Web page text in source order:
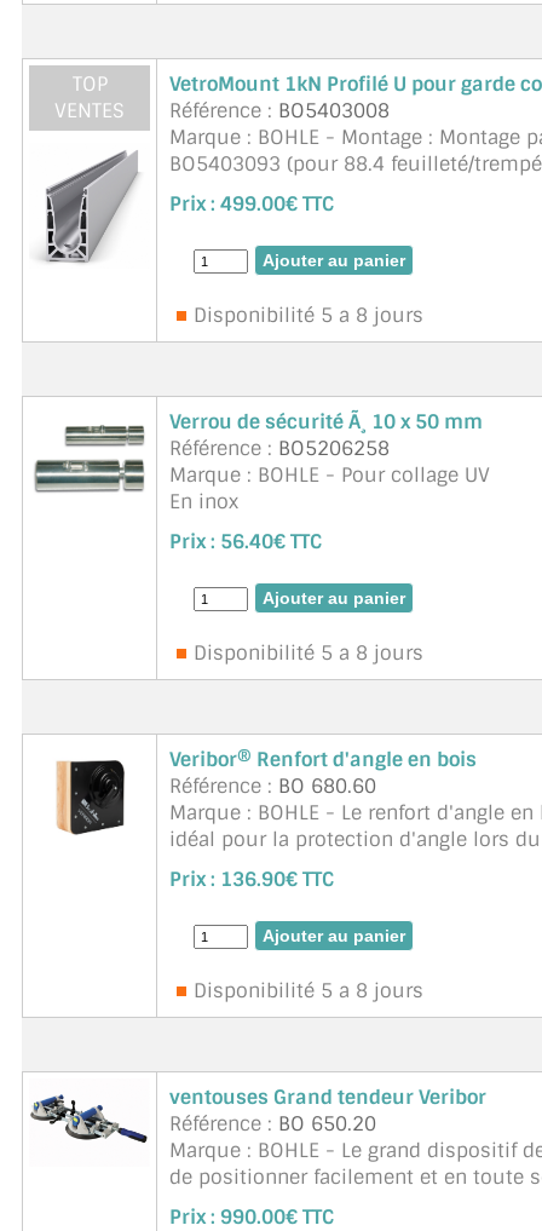
TOP
VENTES
VetroMount 1kN Profilé U pour garde
Référence : BO5403008
Marque : BOHLE - Montage : Montage
BO5403093 (pour 88.4 feuilleté/
E6/C0. Type de produit : Profilé de ...
Prix : 499.00€ TTC
Disponibilité 5 a 8 jours
Verrou de sécurité Ã¸ 10 x 50 mm
Référence : BO5206258
Marque : BOHLE - Pour collage UV
En inox
Sécurité pour les portes à 2 battants
Unité de vente :1 pièce
Prix : 56.40€ TTC
Disponibilité 5 a 8 jours
Veribor® Renfort d'angle en bois
Référence : BO 680.60
Marque : BOHLE - Le renfort d'angle
idéal pour la protection d'angle lors
de matériaux étanches au gaz. N ...
Prix : 136.90€ TTC
Disponibilité 5 a 8 jours
ventouses Grand tendeur Veribor
Référence : BO 650.20
Marque : BOHLE - Le grand dispositif
de positionner facilement et en toute
plaques de grande surface. Plus de
Prix : 990.00€ TTC